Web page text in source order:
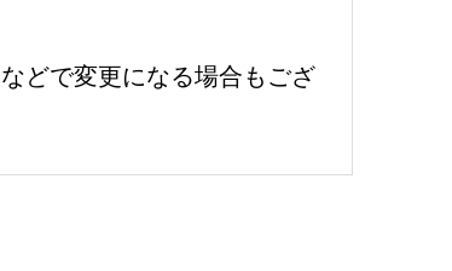
どで変更になる場合もござ